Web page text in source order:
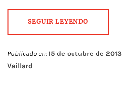
SEGUIR LEYENDO
Publicado en:15 de octubre de 2013
Vaillard